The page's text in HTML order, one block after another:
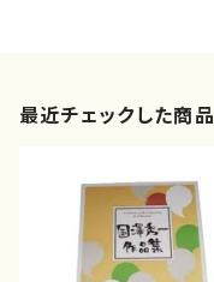
最近チェックした商品